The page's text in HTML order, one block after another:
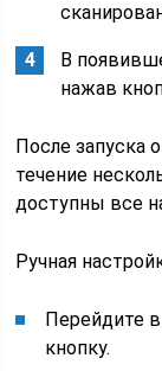
В
нажав
После запуска
течение
доступны все
Ручная
Перейдите
кнопку.